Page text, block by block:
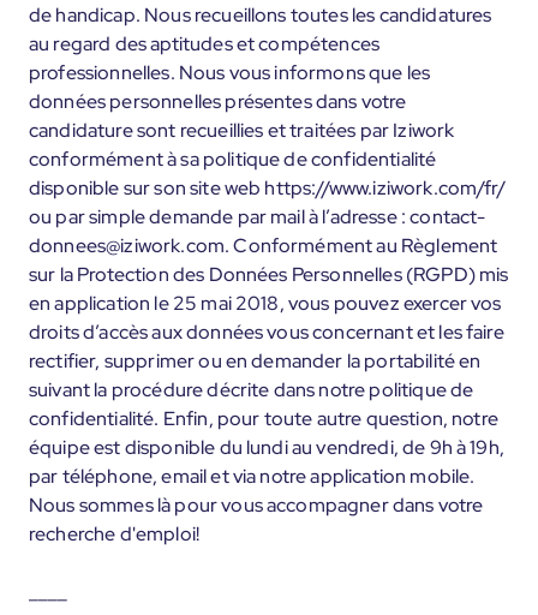
de handicap. Nous recueillons toutes les candidatures
au regard des aptitudes et compétences
professionnelles. Nous vous informons que les
données personnelles présentes dans votre
candidature sont recueillies et traitées par Iziwork
conformément à sa politique de confidentialité
disponible sur son site web https://www.iziwork.com/fr/
ou par simple demande par mail à l’adresse : contact-
donnees@iziwork.com. Conformément au Règlement
sur la Protection des Données Personnelles (RGPD) mis
en application le 25 mai 2018, vous pouvez exercer vos
droits d’accès aux données vous concernant et les faire
rectifier, supprimer ou en demander la portabilité en
suivant la procédure décrite dans notre politique de
confidentialité. Enfin, pour toute autre question, notre
équipe est disponible du lundi au vendredi, de 9h à 19h,
par téléphone, email et via notre application mobile.
Nous sommes là pour vous accompagner dans votre
recherche d'emploi!